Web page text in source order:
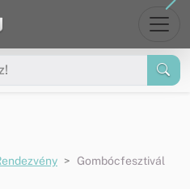
Gombócfesztivál